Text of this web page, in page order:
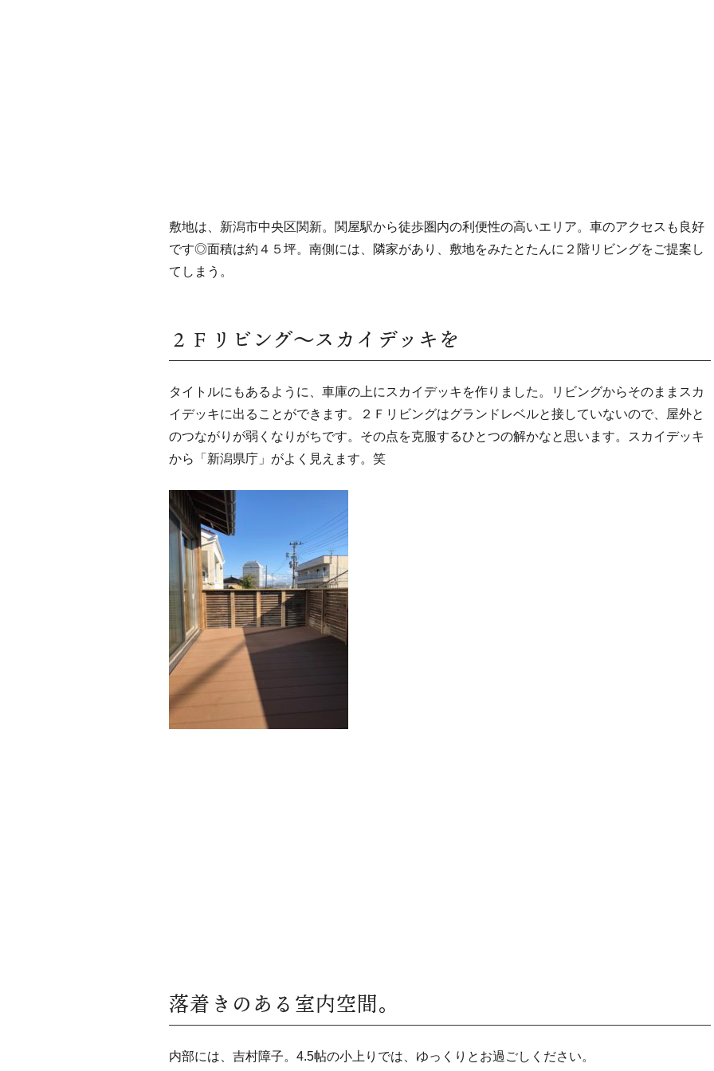
敷地は、新潟市中央区関新。関屋駅から徒歩圏内の利便性の高いエリア。車のアクセスも良好
です◎面積は約４５坪。南側には、隣家があり、敷地をみたとたんに２階リビングをご提案し
てしまう。
２Ｆリビング～スカイデッキを
タイトルにもあるように、車庫の上にスカイデッキを作りました。リビングからそのままスカ
イデッキに出ることができます。２Ｆリビングはグランドレベルと接していないので、屋外と
のつながりが弱くなりがちです。その点を克服するひとつの解かなと思います。スカイデッキ
から「新潟県庁」がよく見えます。笑
落着きのある室内空間。
内部には、吉村障子。4.5帖の小上りでは、ゆっくりとお過ごしください。